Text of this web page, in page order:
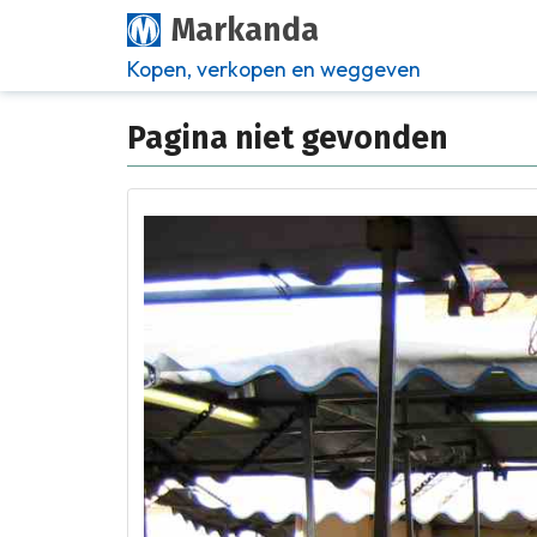
Markanda
Kopen, verkopen en weggeven
Pagina niet gevonden